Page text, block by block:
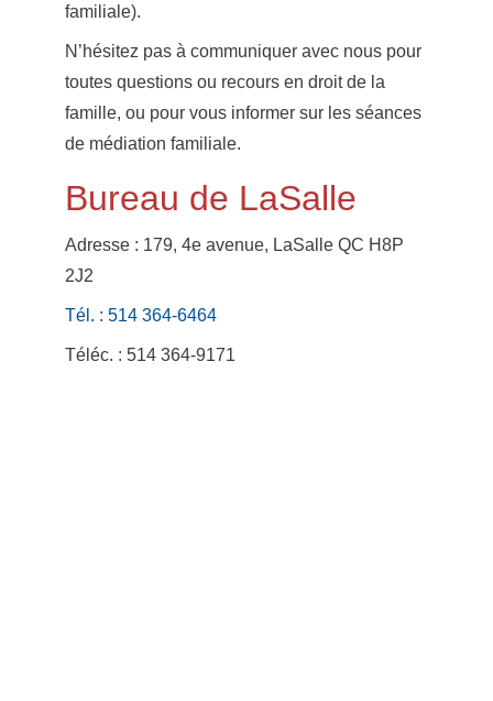
familiale).
N’hésitez pas à communiquer avec nous pour
toutes questions ou recours en droit de la
famille, ou pour vous informer sur les séances
de médiation familiale.
Bureau de LaSalle
Adresse : 179, 4e avenue, LaSalle QC H8P
2J2
Tél. : 514 364-6464
Téléc. : 514 364-9171